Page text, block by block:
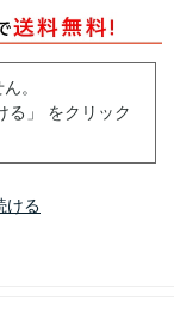
。
る」 をクリック
ける